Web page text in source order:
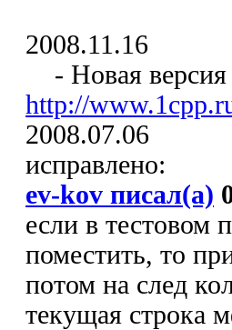
2008.11.16
- Новая версия
http://
2008.07.06
исправлено:
ev-kov писал(а)
если в тестовом
поместить, то
потом на след
текущая строка